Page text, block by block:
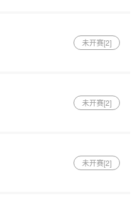
未开赛[2]
未开赛[2]
未开赛[2]